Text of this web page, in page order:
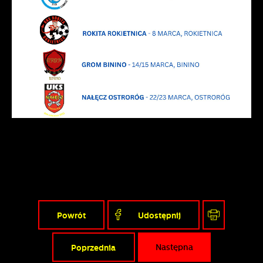
Powrót Udostępnij
Poprzednia Następna